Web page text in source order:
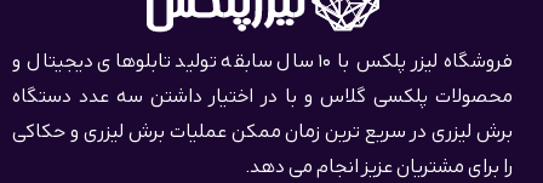
فروشگاه لیزر پلکس با 10 سال سابقه تولید تابلوهای دیجیتال و
محصولات پلکسی گلاس و با در اختیار داشتن سه عدد دستگاه
برش لیزری در سریع ترین زمان ممکن عملیات برش لیزری و حکاکی
را برای مشتریان عزیز انجام می دهد.